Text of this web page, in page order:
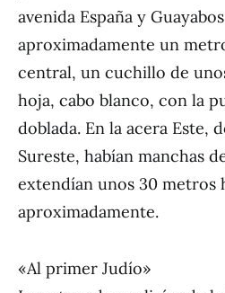
avenida España y
aproximadamente un
central, un cuchillo de
hoja, cabo blanco, con la
doblada. En la acera Este,
Sureste, habían manchas
extendían unos 30 metros
aproximadamente.
«Al primer Judío»